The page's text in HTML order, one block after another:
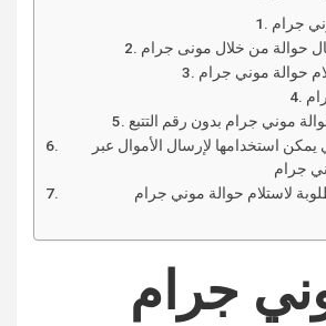
موني جرام بدون رقم التتبع
يمكن استخدامها لإرسال الأموال عبر
لاستلام حوالة موني جرام
جرام